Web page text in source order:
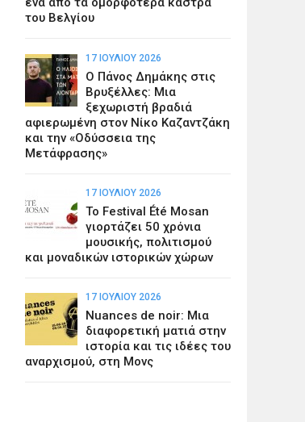
του Βελγίου
17 ΙΟΥΛΊΟΥ 2026
Ο Πάνος Δημάκης στις
Βρυξέλλες: Μια
ξεχωριστή βραδιά
αφιερωμένη στον Νίκο Καζαντζάκη
και την «Οδύσσεια της
Μετάφρασης»
17 ΙΟΥΛΊΟΥ 2026
Το Festival Été Mosan
γιορτάζει 50 χρόνια
μουσικής, πολιτισμού
και μοναδικών ιστορικών χώρων
17 ΙΟΥΛΊΟΥ 2026
Nuances de noir: Μια
διαφορετική ματιά στην
ιστορία και τις ιδέες του
αναρχισμού, στη Μονς